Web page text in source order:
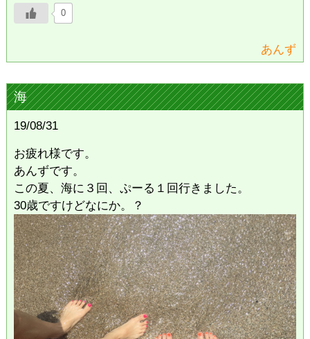
0
あんず
海
19/08/31
お疲れ様です。
あんずです。
この夏、海に３回、ぷーる１回行きました。
30歳ですけどなにか。？